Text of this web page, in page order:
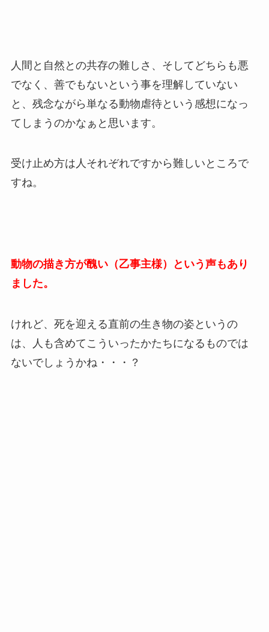
人間と自然との共存の難しさ、そしてどちらも悪
でなく、善でもないという事を理解していない
と、残念ながら単なる動物虐待という感想になっ
てしまうのかなぁと思います。
受け止め方は人それぞれですから難しいところで
すね。
動物の描き方が醜い（乙事主様）という声もあり
ました。
けれど、死を迎える直前の生き物の姿というの
は、人も含めてこういったかたちになるものでは
ないでしょうかね・・・？